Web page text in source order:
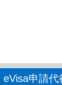
申請